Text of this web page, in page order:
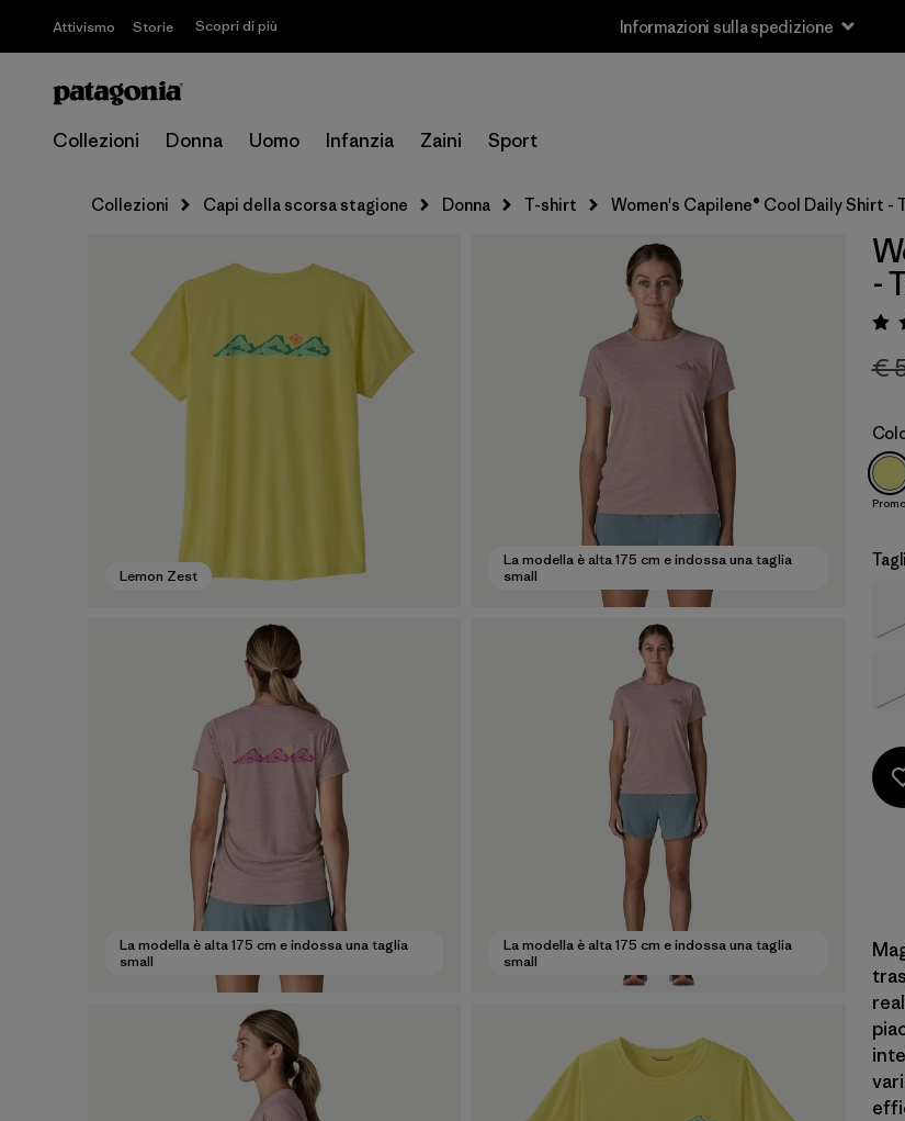
Attivismo Storie Scopri di più Informazioni sulla spedizione
Collezioni Donna Uomo Infanzia Zaini Sport
Collezioni Capi della scorsa stagione Donna T-shirt Women's Capilene® Cool Daily Shirt -
Lemon Zest
La modella è alta 175 cm e indossa una taglia
small
La modella è alta 175 cm e indossa una taglia
small
La modella è alta 175 cm e indossa una taglia
small
-
€
Promo